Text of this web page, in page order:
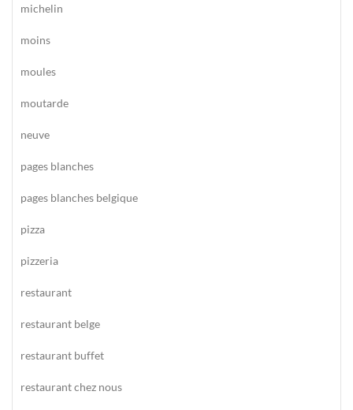
michelin
moins
moules
moutarde
neuve
pages blanches
pages blanches belgique
pizza
pizzeria
restaurant
restaurant belge
restaurant buffet
restaurant chez nous